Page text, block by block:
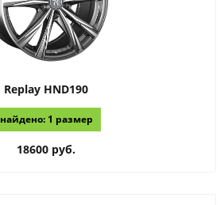
Replay HND190
найдено: 1 размер
18600 руб.